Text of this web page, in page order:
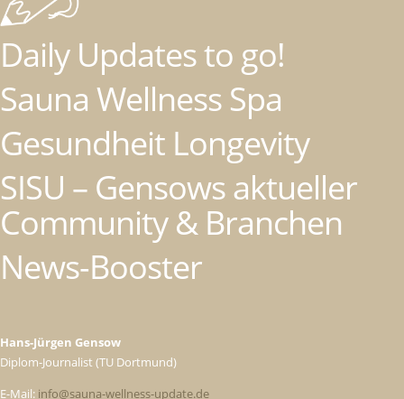
Daily Updates to go!
Sauna Wellness Spa
Gesundheit Longevity
SISU – Gensows aktueller
Community & Branchen
News-Booster
Hans-Jürgen Gensow
Diplom-Journalist (TU Dortmund)
E-Mail: info@sauna-wellness-update.de